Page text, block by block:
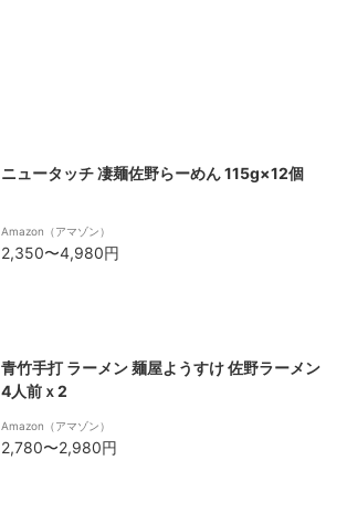
ニュータッチ 凄麺佐野らーめん 115g×12個
Amazon（アマゾン）
2,350〜4,980円
青竹手打 ラーメン 麺屋ようすけ 佐野ラーメン
4人前ｘ2
Amazon（アマゾン）
2,780〜2,980円